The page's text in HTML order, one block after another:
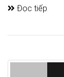
Đọc tiếp